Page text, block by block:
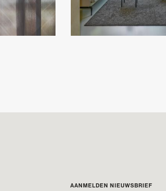
AANMELDEN NIEUWSBRIEF